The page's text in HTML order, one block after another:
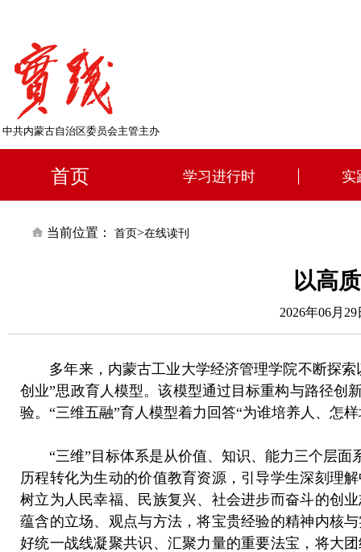
中共内蒙古自治区委员会主管主办
首页 学习进行时 实
当前位置： 首页>在线读刊
以高
2026年06月
多年来，内蒙古工业大学经济管理学院不断探索
创业”思政育人模型。该模型通过目标重构与路径创
验。“三维五融”育人模型着力回答“为谁培养人、怎
“三维”目标体系是从价值、知识、能力三个层面
历程转化为生动的价值教育资源，引导学生深刻理
树立为人民幸福、民族复兴、社会进步而奋斗的创
蕴含的立场、观点与方法，将宝贵经验的精神内核
好统一战线凝聚共识、汇聚力量的重要法宝，将大